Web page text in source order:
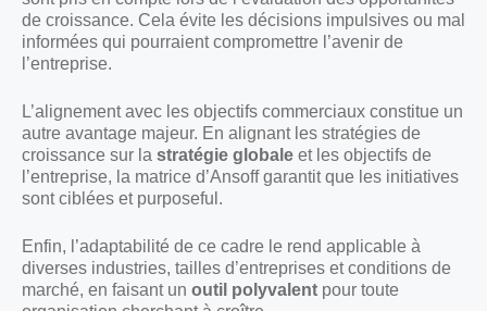
de croissance. Cela évite les décisions impulsives ou mal
informées qui pourraient compromettre l’avenir de
l’entreprise.
L’alignement avec les objectifs commerciaux constitue un
autre avantage majeur. En alignant les stratégies de
croissance sur la stratégie globale et les objectifs de
l’entreprise, la matrice d’Ansoff garantit que les initiatives
sont ciblées et purposeful.
Enfin, l’adaptabilité de ce cadre le rend applicable à
diverses industries, tailles d’entreprises et conditions de
marché, en faisant un outil polyvalent pour toute